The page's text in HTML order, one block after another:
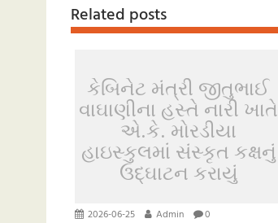
Related posts
કેબિનેટ મંત્રી જીતુભાઈ
વાઘાણીના હસ્તે નારી ખાતે
એ.કે. મોરડીયા
હાઇસ્કુલમાં સંસ્કૃત કક્ષનું
ઉદ્ઘાટન કરાયું
2026-06-25 Admin 0